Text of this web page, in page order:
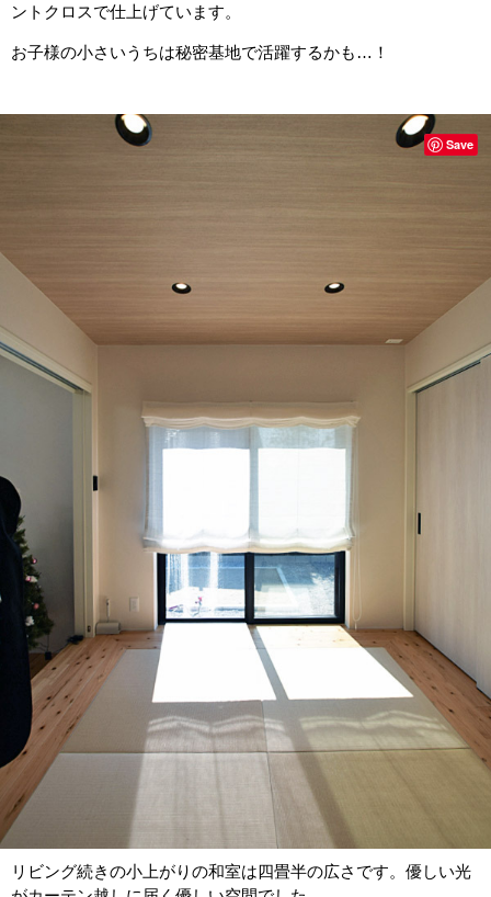
ントクロスで仕上げています。
お子様の小さいうちは秘密基地で活躍するかも…！
リビング続きの小上がりの和室は四畳半の広さです。優しい光
Save